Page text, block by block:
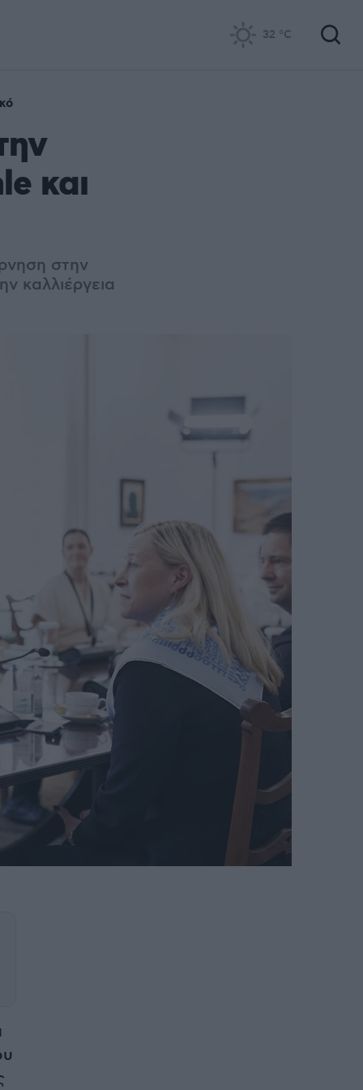
32 °C
και
στην
καλλιέργεια